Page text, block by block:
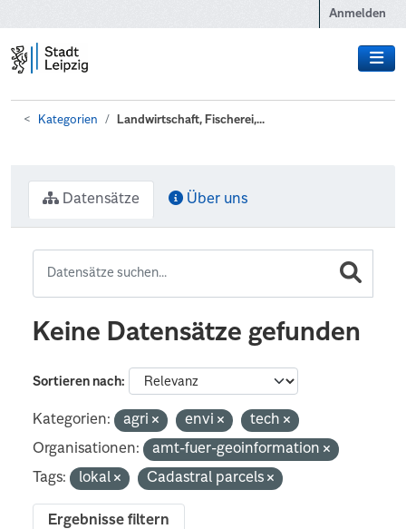
Anmelden
Kategorien Landwirtschaft, Fischerei,...
Datensätze Über uns
Keine Datensätze gefunden
Sortieren nach
Kategorien: agri envi
tech
Organisationen:
amt-fuer-geoinformation
Tags:
lokal Cadastral parcels
Ergebnisse filtern